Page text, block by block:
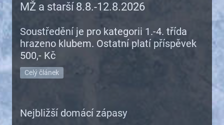
MŽ a starší 8.8.-12.8.2026
Soustředění je pro kategorii 1.-4. třída
hrazeno klubem. Ostatní platí příspěvek
500,- Kč
Celý článek
Nejbližší domácí zápasy